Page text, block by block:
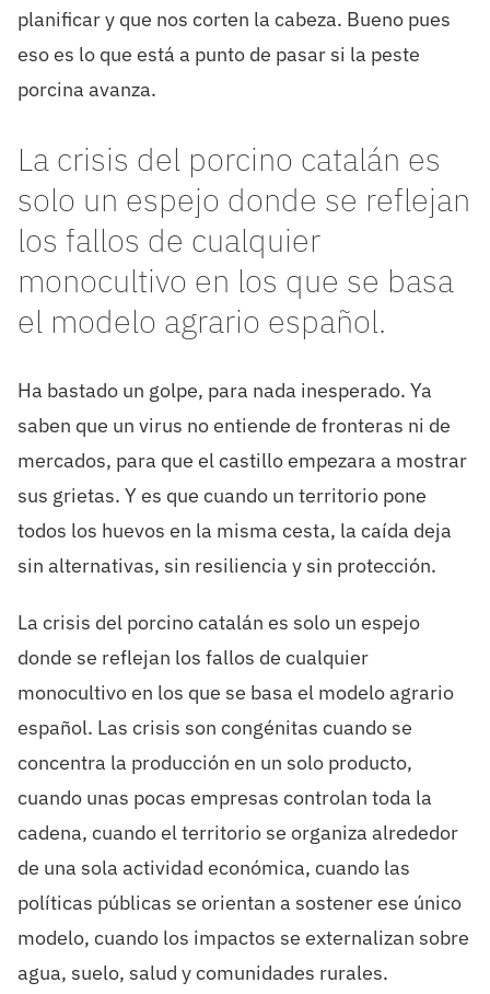
planificar y que nos corten la cabeza. Bueno pues
eso es lo que está a punto de pasar si la peste
porcina avanza.
La crisis del porcino catalán es
solo un espejo donde se reflejan
los fallos de cualquier
monocultivo en los que se basa
el modelo agrario español.
Ha bastado un golpe, para nada inesperado. Ya
saben que un virus no entiende de fronteras ni de
mercados, para que el castillo empezara a mostrar
sus grietas. Y es que cuando un territorio pone
todos los huevos en la misma cesta, la caída deja
sin alternativas, sin resiliencia y sin protección.
La crisis del porcino catalán es solo un espejo
donde se reflejan los fallos de cualquier
monocultivo en los que se basa el modelo agrario
español. Las crisis son congénitas cuando se
concentra la producción en un solo producto,
cuando unas pocas empresas controlan toda la
cadena, cuando el territorio se organiza alrededor
de una sola actividad económica, cuando las
políticas públicas se orientan a sostener ese único
modelo, cuando los impactos se externalizan sobre
agua, suelo, salud y comunidades rurales.